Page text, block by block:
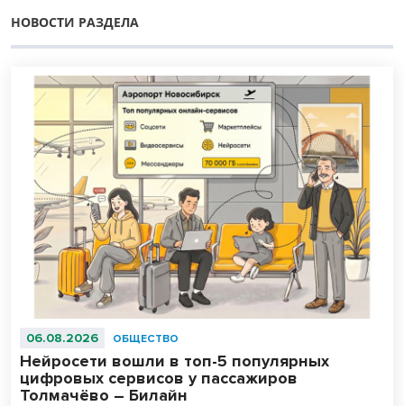
НОВОСТИ РАЗДЕЛА
06.08.2026 ОБЩЕСТВО
Нейросети вошли в топ-5 популярных
цифровых сервисов у пассажиров
Толмачёво – Билайн